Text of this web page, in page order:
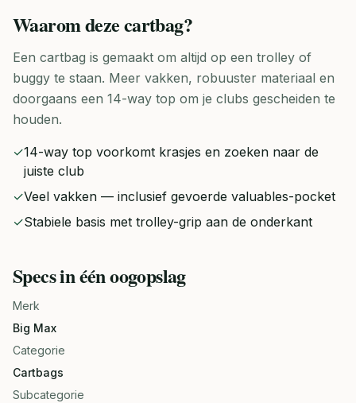
Waarom dezecartbag?
Een cartbag is gemaakt om altijd op een trolley of
buggy te staan. Meer vakken, robuuster materiaal en
doorgaans een 14-way top om je clubs gescheiden te
houden.
✓14-way top voorkomt krasjes en zoeken naar de
juiste club
✓Veel vakken — inclusief gevoerde valuables-pocket
✓Stabiele basis met trolley-grip aan de onderkant
Specs in één oogopslag
Merk
Big Max
Categorie
Cartbags
Subcategorie